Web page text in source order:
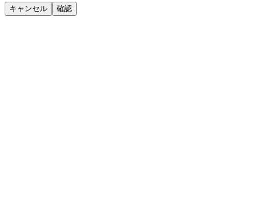
キャンセル 確認